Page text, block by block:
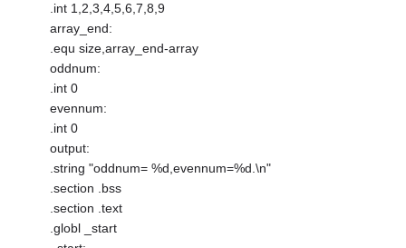
.int 1,2,3,4,5,6,7,8,9
array_end:
.equ size,array_end-array
oddnum:
.int 0
evennum:
.int 0
output:
.string "oddnum= %d,evennum=%d.\n"
.section .bss
.section .text
.globl _start